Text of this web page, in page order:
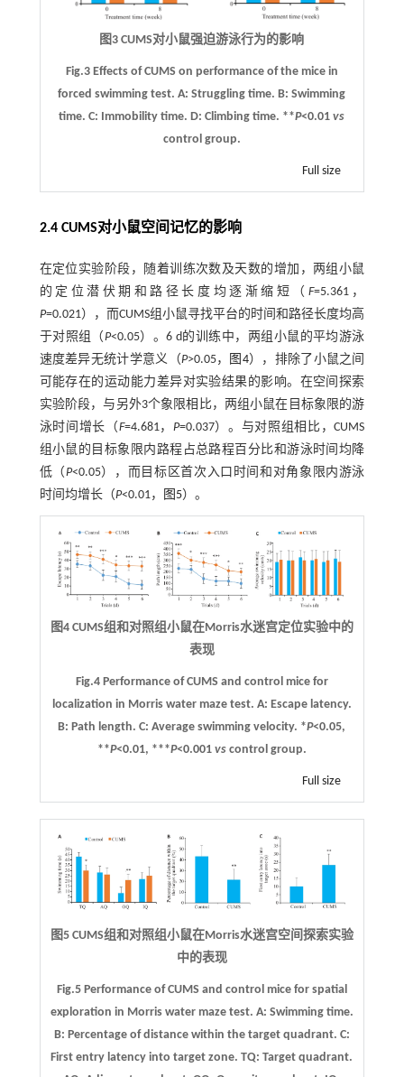
图3 CUMS对小鼠强迫游泳行为的影响
Fig.3 Effects of CUMS on performance of the mice in
forced swimming test.A: Struggling time.B: Swimming
time.C: Immobility time.D: Climbing time. **P<0.01vs
control group.
Full size
2.4 CUMS对小鼠空间记忆的影响
在定位实验阶段，随着训练次数及天数的增加，两组小鼠
的定位潜伏期和路径长度均逐渐缩短（ F=5.361，
P=0.021），而CUMS组小鼠寻找平台的时间和路径长度均高
于对照组（P<0.05）。6 d的训练中，两组小鼠的平均游泳
速度差异无统计学意义（P>0.05， 图4），排除了小鼠之间
可能存在的运动能力差异对实验结果的影响。在空间探索
实验阶段，与另外3个象限相比，两组小鼠在目标象限的游
泳时间增长（F=4.681， P=0.037）。与对照组相比，CUMS
组小鼠的目标象限内路程占总路程百分比和游泳时间均降
低（P<0.05），而目标区首次入口时间和对角象限内游泳
时间均增长（P<0.01， 图5）。
图4 CUMS组和对照组小鼠在Morris水迷宫定位实验中的
表现
Fig.4 Performance of CUMS and control mice for
localization in Morris water maze test. A: Escape latency.
B: Path length.C: Average swimming velocity. *P<0.05,
**P<0.01, ***P<0.001 vscontrol group.
Full size
图5 CUMS组和对照组小鼠在Morris水迷宫空间探索实验
中的表现
Fig.5 Performance of CUMS and control mice for spatial
exploration in Morris water maze test. A: Swimming time.
B: Percentage of distance within the target quadrant. C:
First entry latency into target zone. TQ: Target quadrant.